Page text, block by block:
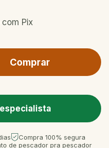
Pix
Compra 100% segura
de pescador pra pescador